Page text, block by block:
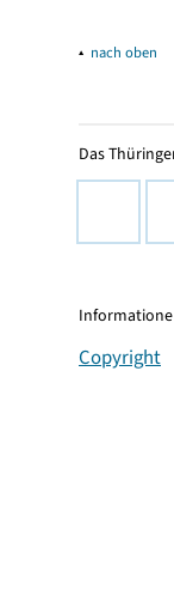
▴ nach oben
Das
Copyright